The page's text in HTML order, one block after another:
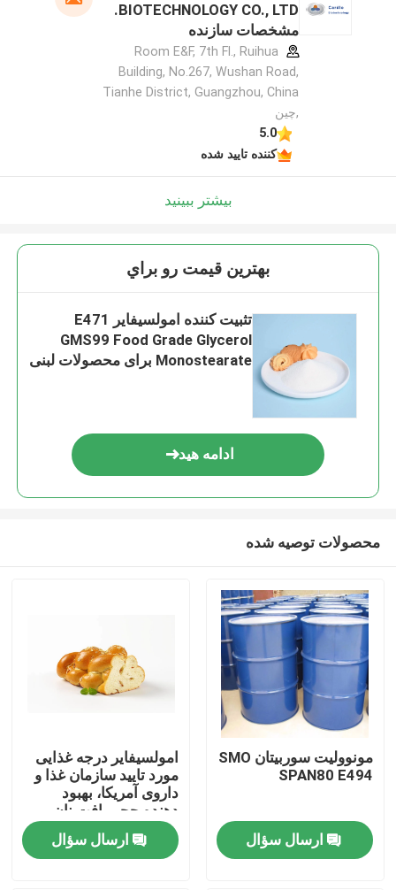
محصولات
BIOTECHNOLOGY CO., LTD.
مشخصات سازنده
Room E&F, 7th Fl., Ruihua
Building, No.267, Wushan Road,
Tianhe District, Guangzhou, China
,چین
5.0
کننده تایید شده
بیشتر ببینید
بهترين قيمت رو براي
تثبیت کننده امولسیفایر E471
GMS99 Food Grade Glycerol
Monostearate برای محصولات لبنی
ادامه هید
محصولات توصیه شده
مونوولیت سوربیتان SMO
SPAN80 E494
ارسال سؤال
امولسیفایر درجه غذایی
مورد تایید سازمان غذا و
داروی آمریکا، بهبود
دهنده حجم بافت نان
DMG
ارسال سؤال